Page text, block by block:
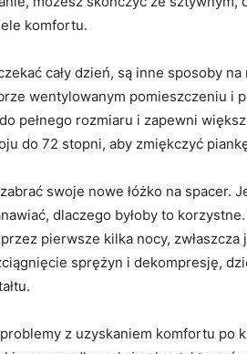
komfortu.
cały dzień, są inne sposoby
wentylowanym pomieszczeniu i
pełnego rozmiaru i zapewni
do 72 stopni, aby zmiękczyć
swoje nowe łóżko na spacer.
dlaczego byłoby to
pierwsze kilka nocy,
sprężyn i dekompresję,
z uzyskaniem komfortu po